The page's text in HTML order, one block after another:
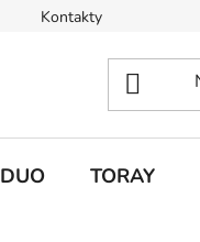
Kontakty
DUO TORAY